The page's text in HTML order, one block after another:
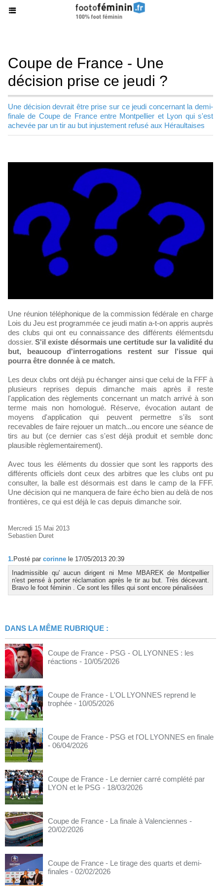
Coupe de France - Une
décision prise ce jeudi ?
Une décision devrait être prise sur ce jeudi concernant la demi-
finale de Coupe de France entre Montpellier et Lyon qui s'est
achevée par un tir au but injustement refusé aux Héraultaises
Une réunion téléphonique de la commission fédérale en charge
Lois du Jeu est programmée ce jeudi matin a-t-on appris auprès
des clubs qui ont eu connaissance des différents élémentsdu
dossier.S'il existe désormais une certitude sur la validité du
but, beaucoup d'interrogations restent sur l'issue qui
pourra être donnée à ce match.
Les deux clubs ont déjà pu échanger ainsi que celui de la FFF à
plusieurs reprises depuis dimanche mais après il reste
l'application des règlements concernant un match arrivé à son
terme mais non homologué. Réserve, évocation autant de
moyens d'application qui peuvent permettre s'ils sont
recevables de faire rejouer un match...ou encore une séance de
tirs au but (ce dernier cas s'est déjà produit et semble donc
plausible règlementairement).
Avec tous les éléments du dossier que sont les rapports des
différents officiels dont ceux des arbitres que les clubs ont pu
consulter, la balle est désormais est dans le camp de la FFF.
Une décision qui ne manquera de faire écho bien au delà de nos
frontières, ce qui est déjà le cas depuis dimanche soir.
Mercredi 15 Mai 2013
Sebastien Duret
1. Posté par corinne le 17/05/2013 20:39
Inadmissible qu' aucun dirigent ni Mme MBAREK de Montpellier
n'est pensé à porter réclamation après le tir au but. Très décevant.
Bravo le foot féminin . Ce sont les filles qui sont encore pénalisées
DANS LA MÊME RUBRIQUE :
Coupe de France - PSG - OL LYONNES : les
réactions - 10/05/2026
Coupe de France - L'OL LYONNES reprend le
trophée - 10/05/2026
Coupe de France - PSG et l'OL LYONNES en finale
- 06/04/2026
Coupe de France - Le dernier carré complété par
LYON et le PSG - 18/03/2026
Coupe de France - La finale à Valenciennes -
20/02/2026
Coupe de France - Le tirage des quarts et demi-
finales - 02/02/2026